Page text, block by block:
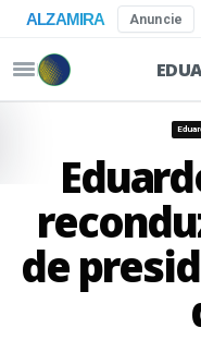
ALZAMIRA Anuncie
de